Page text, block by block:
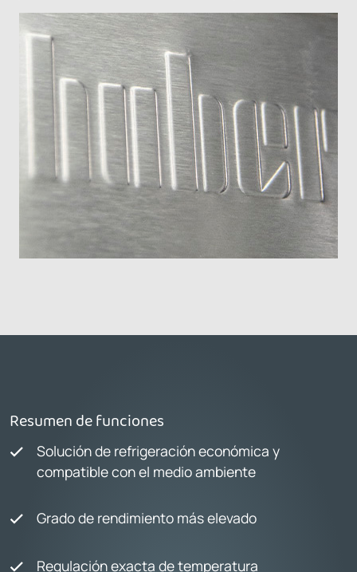
Resumen de funciones
Solución de refrigeración económica y
compatible con el medio ambiente
Grado de rendimiento más elevado
Regulación exacta de temperatura